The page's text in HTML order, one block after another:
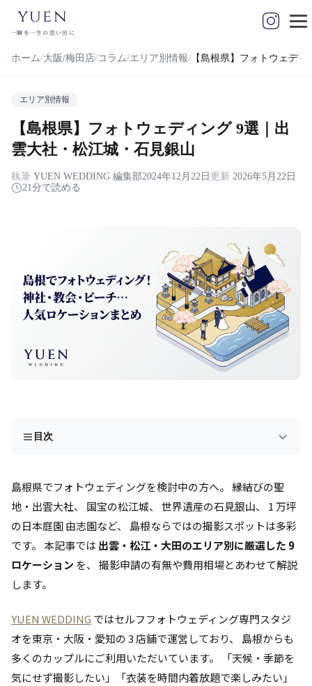
yuen
一瞬を一生の思い出に
ホーム 大阪/梅田店 コラム エリア別情報 【島根県】フォトウェデ
エリア別情報
【島根県】フォトウェディング 9選｜出
雲大社・松江城・石見銀山
執筆 YUEN WEDDING 編集部2024年12月22日 更新 2026年5月22日
21分で読める
目次
島根県でフォトウェディングを検討中の方へ。 縁結びの聖
地・出雲大社、 国宝の松江城、 世界遺産の石見銀山、 1 万坪
の日本庭園 由志園など、 島根ならではの撮影スポットは多彩
です。 本記事では 出雲・松江・大田のエリア別に厳選した 9
ロケーション を、 撮影申請の有無や費用相場とあわせて解説
します。
YUEN WEDDING ではセルフフォトウェディング専門スタジ
オを東京・大阪・愛知の 3 店舗で運営しており、 島根からも
多くのカップルにご利用いただいています。 「天候・季節を
気にせず撮影したい」「衣装を時間内着放題で楽しみたい」